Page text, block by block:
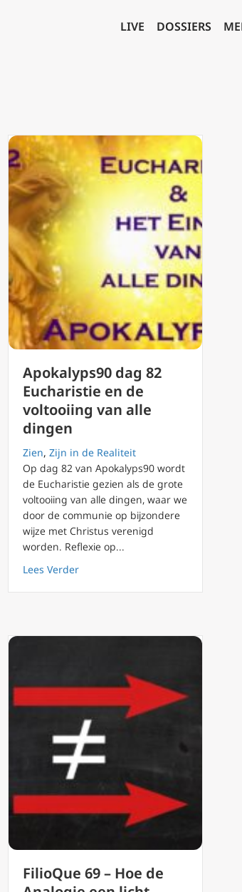
LIVE DOSSIERS
antwoord op het open einde van de Apokalyps?
Apokalyps90 dag 82
Eucharistie en de
voltooiing van alle
dingen
Zien, Zijn in de Realiteit
Op dag 82 van Apokalyps90 wordt
de Eucharistie gezien als de grote
voltooiing van alle dingen, waar we
door de communie op bijzondere
wijze met Christus verenigd
worden. Reflexie op...
Lees Verderabout Apokalyps90 dag 82
FilioQue 69 – Hoe de